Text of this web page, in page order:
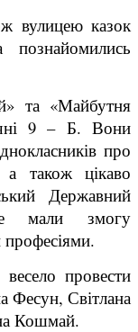
вулицею казок
познайомились
та «Майбутня
9 – Б. Вони
про
також цікаво
Державний
мали змогу
провести
Фесун, Світлана
Кошмай.